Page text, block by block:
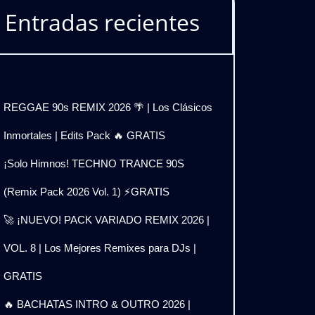
Entradas recientes
REGGAE 90s REMIX 2026 🌴 | Los Clásicos
Inmortales | Edits Pack 🔥 GRATIS
¡Solo Himnos! TECHNO TRANCE 90S
(Remix Pack 2026 Vol. 1) ⚡GRATIS
🚀 ¡NUEVO! PACK VARIADO REMIX 2026 |
VOL. 8 | Los Mejores Remixes para DJs |
GRATIS
🔥 BACHATAS INTRO & OUTRO 2026 |